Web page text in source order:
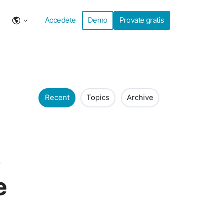
Accedete Demo Provate gratis
Recent Topics Archive